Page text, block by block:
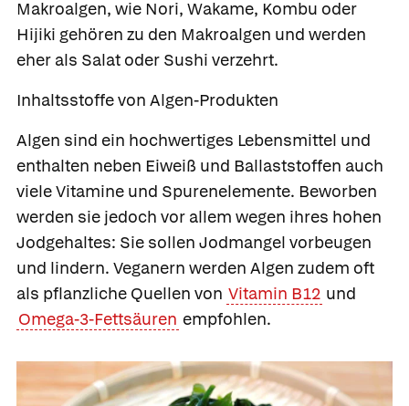
Makroalgen, wie Nori, Wakame, Kombu oder
Hijiki gehören zu den Makroalgen und werden
eher als Salat oder Sushi verzehrt.
Inhaltsstoffe von Algen-Produkten
Algen sind ein hochwertiges Lebensmittel und
enthalten neben Eiweiß und Ballaststoffen auch
viele Vitamine und Spurenelemente. Beworben
werden sie jedoch vor allem wegen ihres hohen
Jodgehaltes: Sie sollen Jodmangel vorbeugen
und lindern. Veganern werden Algen zudem oft
als pflanzliche Quellen von Vitamin B12 und
Omega-3-Fettsäuren empfohlen.